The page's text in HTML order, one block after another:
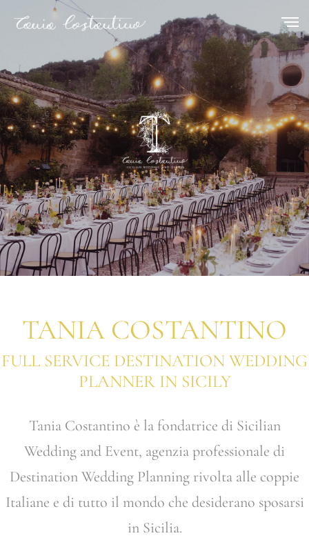
TANIA COSTANTINO
FULL SERVICE DESTINATION WEDDING
PLANNER IN SICILY
Tania Costantino è la fondatrice di Sicilian
Wedding and Event, agenzia professionale di
Destination Wedding Planning rivolta alle coppie
Italiane e di tutto il mondo che desiderano sposarsi
in Sicilia.